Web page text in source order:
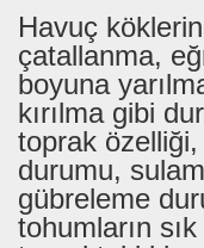
Havuç
çatallanma,
boyuna
kırılma gibi
toprak
durumu,
gübreleme
tohumların